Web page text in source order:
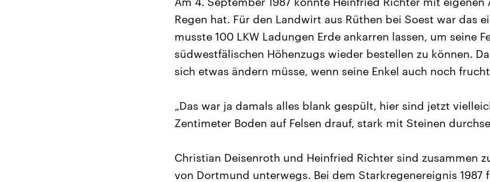
Regen hat. Für den Landwirt aus Rüthen bei Soest war das
musste 100 LKW Ladungen Erde ankarren lassen, um seine
südwestfälischen Höhenzugs wieder bestellen zu können.
sich etwas ändern müsse, wenn seine Enkel auch noch
„Das war ja damals alles blank gespült, hier sind jetzt
Zentimeter Boden auf Felsen drauf, stark mit Steinen
Christian Deisenroth und Heinfried Richter sind zusammen
von Dortmund unterwegs. Bei dem Starkregenereignis 1987